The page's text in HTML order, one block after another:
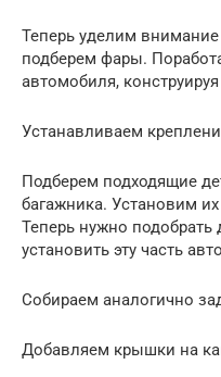
Теперь уделим
подберем фары.
автомобиля,
Устанавливаем
Подберем подходящие
багажника. Установим
Теперь нужно подобрать
установить эту часть
Собираем аналогично
Добавляем крышки на